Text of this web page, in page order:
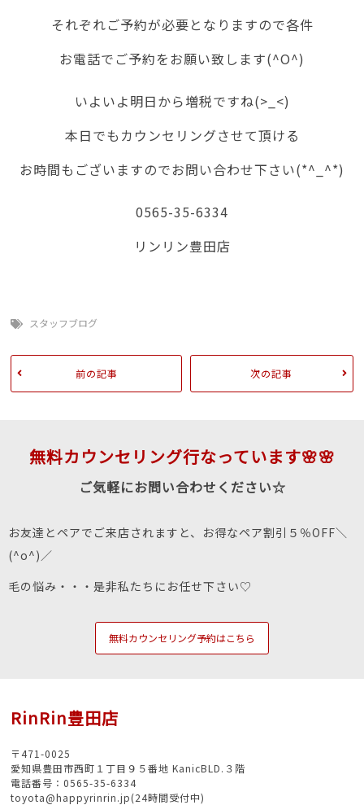
それぞれご予約が必要となりますので各件
お電話でご予約をお願い致します(^O^)
いよいよ明日から増税ですね(>_<)
本日でもカウンセリングさせて頂ける
お時間もございますのでお問い合わせ下さい(*^_^*)
0565-35-6334
リンリン豊田店
スタッフブログ
前の記事 次の記事
無料カウンセリング行なっています🌸🌸
ご気軽にお問い合わせください☆
お友達とペアでご来店されますと、お得なペア割引５％OFF＼
(^o^)／
毛の悩み・・・是非私たちにお任せ下さい♡
無料カウンセリング予約はこちら
RinRin豊田店
〒471-0025
愛知県豊田市西町１丁目９５番地 KanicBLD.３階
電話番号：0565-35-6334
toyota@happyrinrin.jp(24時間受付中)